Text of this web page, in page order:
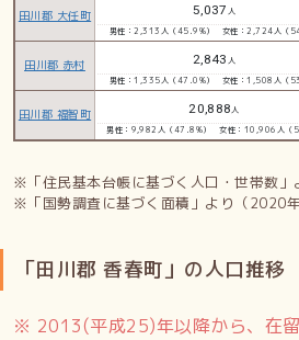
田川郡 大任町 5,037 人
男性：2,313人（45.9%）
女性：2,724人（
田川郡 赤村 2,843 人
男性：1,335人（47.0%）
女性：1,508人（
田川郡 福智町 20,888 人
男性：9,982人（47.8%）
女性：10,906人（
※「住民基本台帳に基づく人口・世帯数」
※「国勢調査に基づく面積」より（2020年
「田川郡 香春町」の人口推移
※ 2013(平成25)年以降から、在